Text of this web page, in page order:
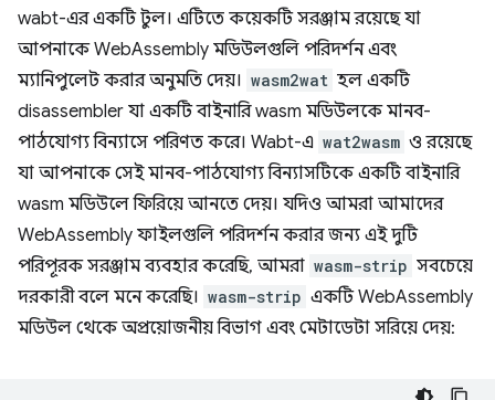
wabt-এর একটি টুল। এটিতে কয়েকটি সরঞ্জাম রয়েছে যা
আপনাকে WebAssembly মডিউলগুলি পরিদর্শন এবং
ম্যানিপুলেট করার অনুমতি দেয়। wasm2wat হল একটি
disassembler যা একটি বাইনারি wasm মডিউলকে মানব-
পাঠযোগ্য বিন্যাসে পরিণত করে। Wabt-এ wat2wasm ও রয়েছে
যা আপনাকে সেই মানব-পাঠযোগ্য বিন্যাসটিকে একটি বাইনারি
wasm মডিউলে ফিরিয়ে আনতে দেয়। যদিও আমরা আমাদের
WebAssembly ফাইলগুলি পরিদর্শন করার জন্য এই দুটি
পরিপূরক সরঞ্জাম ব্যবহার করেছি, আমরা wasm-strip সবচেয়ে
দরকারী বলে মনে করেছি। wasm-strip একটি WebAssembly
মডিউল থেকে অপ্রয়োজনীয় বিভাগ এবং মেটাডেটা সরিয়ে দেয়: